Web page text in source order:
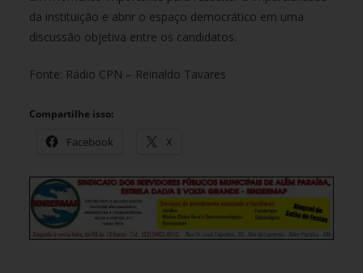
da instituição e abrir o espaço democrático em uma
discussão objetiva entre os candidatos.
Fonte: Rádio CPN – Reinaldo Tavares
Compartilhe isso:
Facebook X